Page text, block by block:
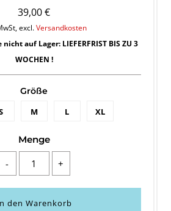
39,00 €
excl.Versandkosten
auf Lager: LIEFERFRIST BIS ZU 3
WOCHEN !
Größe
M L XL
Menge
- +